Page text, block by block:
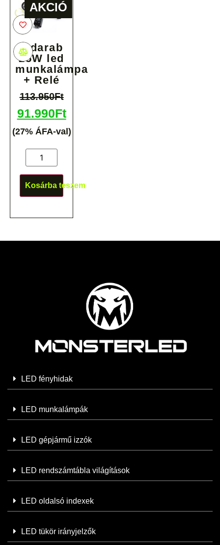
AKCIÓ
4 darab
25W led
munkalámpa
+ Relé
113.950Ft
91.990Ft
(27% ÁFA-val)
Kosárba teszem
LED fényhidak
LED munkalámpák
LED gépjármű izzók
LED rendszámtábla világítások
LED oldalsó indexek
LED tükör irányjelzők